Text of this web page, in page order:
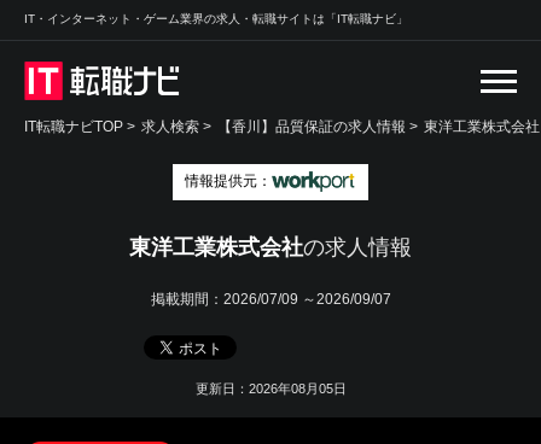
IT・インターネット・ゲーム業界の求人・転職サイトは「IT転職ナビ」
IT転職ナビTOP > 求人検索 > 【香川】品質保証の求人情報 > 東洋工業株式会社
情報提供元：
東洋工業株式会社の求人情報
掲載期間： 2026/07/09 ～2026/09/07
更新日：2026年08月05日